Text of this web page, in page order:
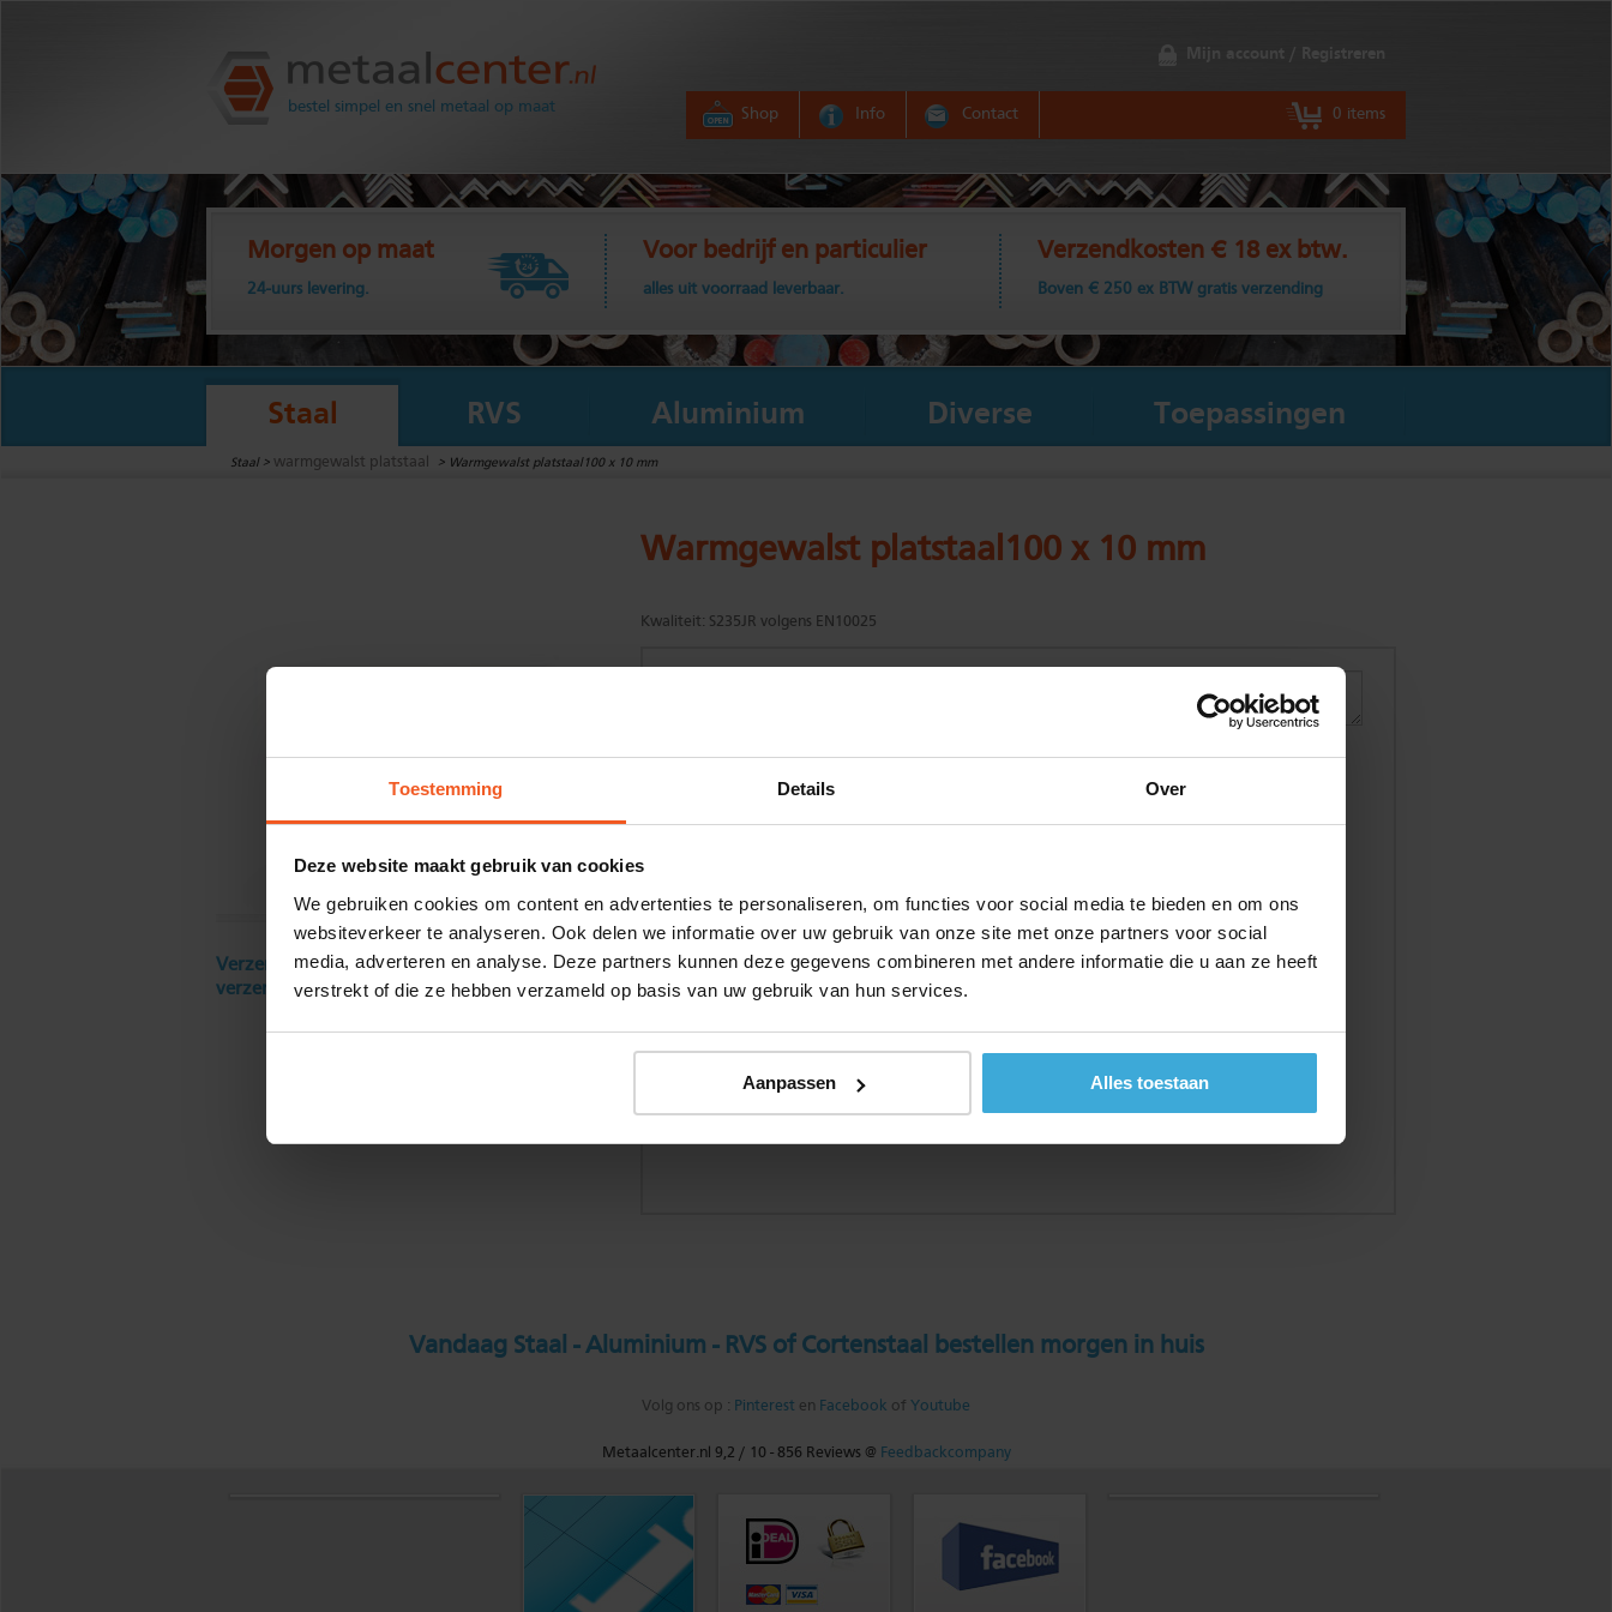
Toestemming Details Over
Deze website maakt gebruik van cookies
We gebruiken cookies om content en advertenties te personaliseren, om functies voor social media te bieden en om ons
websiteverkeer te analyseren. Ook delen we informatie over uw gebruik van onze site met onze partners voor social
media, adverteren en analyse. Deze partners kunnen deze gegevens combineren met andere informatie die u aan ze heeft
verstrekt of die ze hebben verzameld op basis van uw gebruik van hun services.
Aanpassen Alles toestaan
Metaalcenter.nl
bestel simpel en snel metaal op maat
Mijn account / Registreren
Shop Info Contact 0 items
Morgen op maat
24-uurs levering.
Voor bedrijf en particulier
alles uit voorraad leverbaar.
Verzendkosten € 18 ex btw.
Boven € 250 ex BTW gratis verzending
Staal RVS Aluminium Diverse Toepassingen
Staal > warmgewalst platstaal > Warmgewalst platstaal100 x 10 mm
Verzendkosten € 18 excl. BTW, gratis
verzending vanaf € 250 excl. BTW
Warmgewalst platstaal100 x 10 mm
Kwaliteit: S235JR volgens EN10025
Gewenste
mm
Materiaalkosten
0,00
Alle bedragen zijn excl. 21% BTW
Vandaag Staal - Aluminium - RVS of Cortenstaal bestellen morgen in huis
Volg ons op : Pinterest en Facebook of Youtube
Metaalcenter.nl 9,2 / 10 -856 Reviews @ Feedbackcompany